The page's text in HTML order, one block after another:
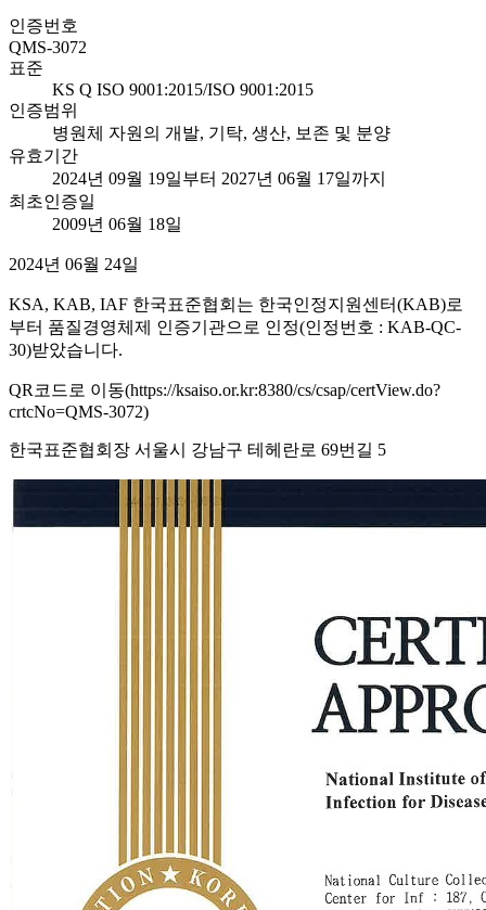
인증번호
QMS-3072
표준
KS Q ISO 9001:2015/ISO 9001:2015
인증범위
병원체 자원의 개발, 기탁, 생산, 보존 및 분양
유효기간
2024년 09월 19일부터 2027년 06월 17일까지
최초인증일
2009년 06월 18일
2024년 06월 24일
KSA, KAB, IAF 한국표준협회는 한국인정지원센터(KAB)로
부터 품질경영체제 인증기관으로 인정(인정번호 : KAB-QC-
30)받았습니다.
QR코드로 이동(https://ksaiso.or.kr:8380/cs/csap/certView.do?
crtcNo=QMS-3072)
한국표준협회장 서울시 강남구 테헤란로 69번길 5